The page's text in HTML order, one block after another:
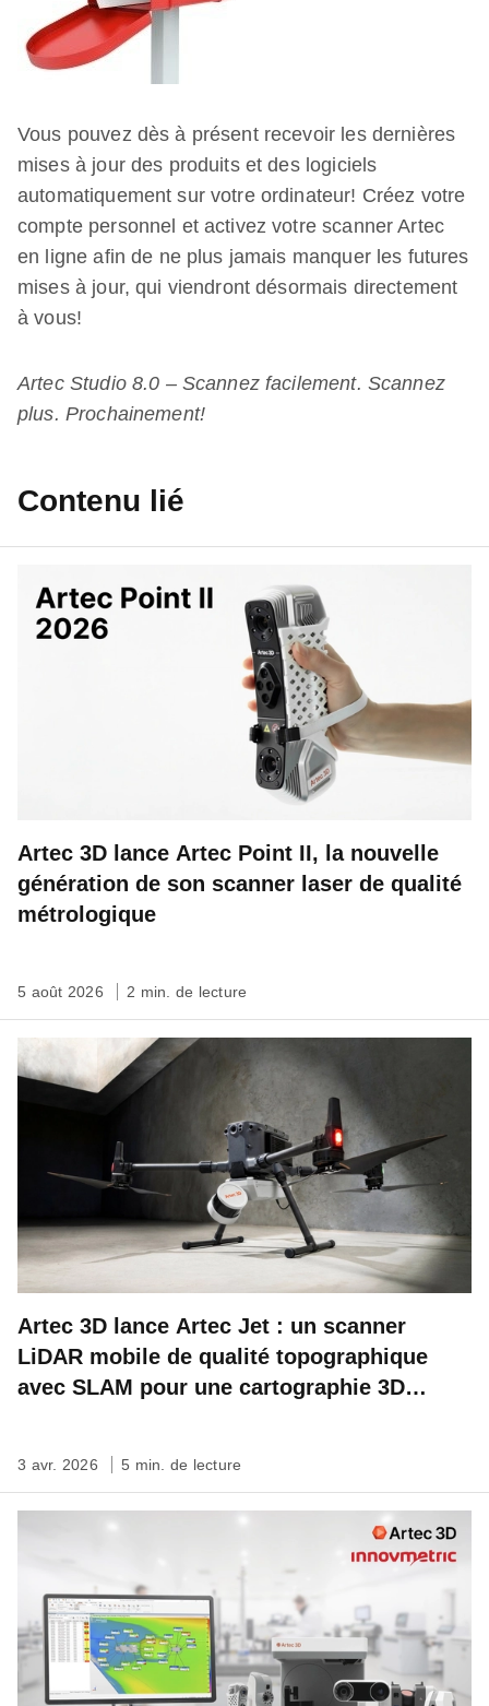
Vous pouvez dès à présent recevoir les dernières
mises à jour des produits et des logiciels
automatiquement sur votre ordinateur! Créez votre
compte personnel et activez votre scanner Artec
en ligne afin de ne plus jamais manquer les futures
mises à jour, qui viendront désormais directement
à vous!
Artec Studio 8.0 – Scannez facilement. Scannez
plus. Prochainement!
Contenu lié
Artec 3D lance Artec Point II, la nouvelle
génération de son scanner laser de qualité
métrologique
5 août 2026 2 min. de lecture
Artec 3D lance Artec Jet : un scanner
LiDAR mobile de qualité topographique
avec SLAM pour une cartographie 3D
3 avr. 2026 5 min. de lecture